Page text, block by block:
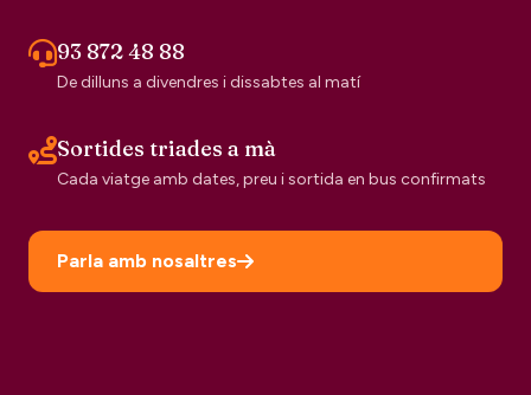
93 872 48 88
De dilluns a divendres i dissabtes al matí
Sortides triades a mà
Cada viatge amb dates, preu i sortida en bus confirmats
Parla amb nosaltres